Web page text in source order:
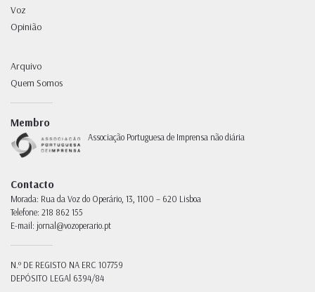
Voz
Opinião
Arquivo
Quem Somos
Membro
Associação Portuguesa de Imprensa não diária
Contacto
Morada: Rua da Voz do Operário, 13, 1100 – 620 Lisboa
Telefone: 218 862 155
E-mail: jornal@vozoperario.pt
N.º DE REGISTO NA ERC 107759
DEPÓSITO LEGAl 6394/84